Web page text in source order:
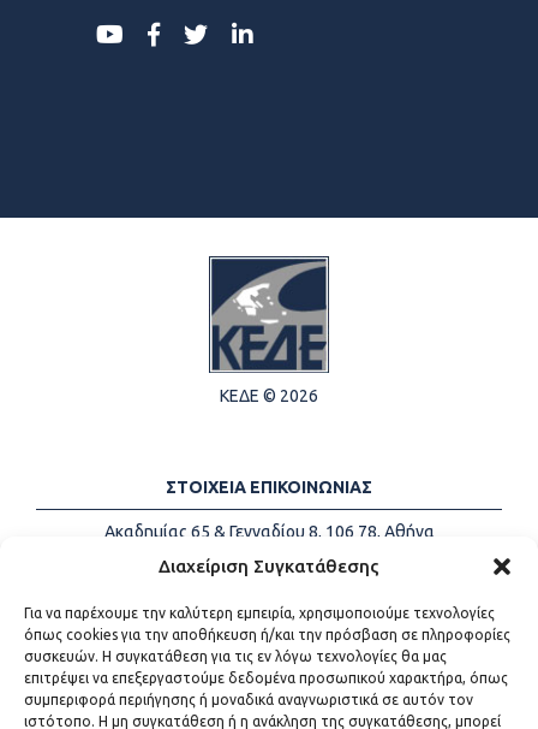
Διαχείριση Συγκατάθεσης
Για να παρέχουμε την καλύτερη εμπειρία, χρησιμοποιούμε τεχνολογίες
όπως cookies για την αποθήκευση ή/και την πρόσβαση σε πληροφορίες
συσκευών. Η συγκατάθεση για τις εν λόγω τεχνολογίες θα μας
επιτρέψει να επεξεργαστούμε δεδομένα προσωπικού χαρακτήρα, όπως
συμπεριφορά περιήγησης ή μοναδικά αναγνωριστικά σε αυτόν τον
ιστότοπο. Η μη συγκατάθεση ή η ανάκληση της συγκατάθεσης, μπορεί
ΚΕΔΕ © 2026
ΣΤΟΙΧΕΙΑ ΕΠΙΚΟΙΝΩΝΙΑΣ
Ακαδημίας 65 & Γενναδίου 8, 106 78, Αθήνα
Τηλέφωνα:
+30 213-2147500
Email:
info@kede.gr
ΧΡΗΣΙΜΟΙ ΣΥΝΔΕΣΜΟΙ